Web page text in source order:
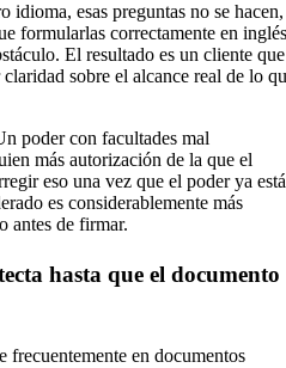
idioma, esas preguntas no se hacen,
formularlas correctamente en inglés
El resultado es un cliente que
sobre el alcance real de lo
poder con facultades mal
más autorización de la que el
eso una vez que el poder ya está
es considerablemente más
antes de firmar.
hasta que el documento
frecuentemente en documentos